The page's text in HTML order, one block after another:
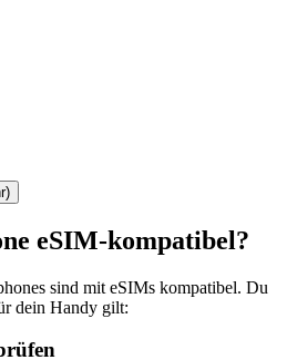
eSIM-kompatibel?
sind mit eSIMs kompatibel. Du
dein Handy gilt: